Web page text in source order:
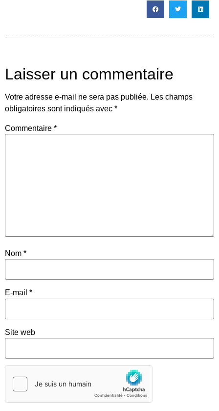
Laisser un commentaire
Votre adresse e-mail ne sera pas publiée. Les champs
obligatoires sont indiqués avec *
Commentaire *
Nom *
E-mail *
Site web